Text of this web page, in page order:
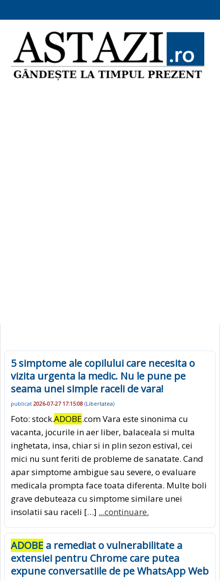
5 simptome ale copilului care necesita o
vizita urgenta la medic. Nu le pune pe
seama unei simple raceli de vara!
publicat 2026-07-27 17:15:08 (Libertatea)
Foto: stock.ADOBE.com Vara este sinonima cu
vacanta, jocurile in aer liber, balaceala si multa
inghetata, insa, chiar si in plin sezon estival, cei
mici nu sunt feriti de probleme de sanatate. Cand
apar simptome ambigue sau severe, o evaluare
medicala prompta face toata diferenta. Multe boli
grave debuteaza cu simptome similare unei
insolatii sau raceli […] ...continuare.
ADOBE a remediat o vulnerabilitate a
extensiei pentru Chrome care putea
expune conversatiile de pe WhatsApp Web